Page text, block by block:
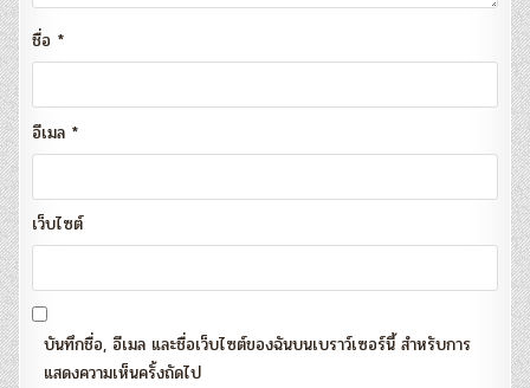
ชื่อ *
อีเมล *
เว็บไซต์
บันทึกชื่อ, อีเมล และชื่อเว็บไซต์ของฉันบนเบราว์เซอร์นี้ สำหรับการ
แสดงความเห็นครั้งถัดไป